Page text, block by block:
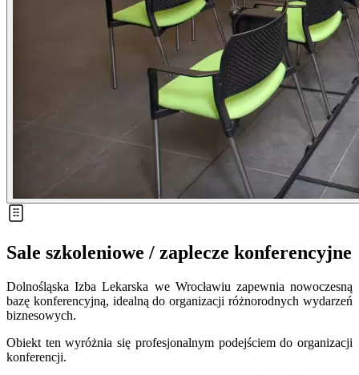
Sale szkoleniowe / zaplecze konferencyjne
Dolnośląska Izba Lekarska we Wrocławiu zapewnia nowoczesną
bazę konferencyjną, idealną do organizacji różnorodnych wydarzeń
biznesowych.
Obiekt ten wyróżnia się profesjonalnym podejściem do organizacji
konferencji.